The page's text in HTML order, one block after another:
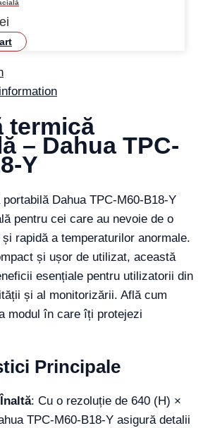
lei
termică
– Dahua TPC-
Y
Dahua TPC-M60-B18-Y
pentru cei care au nevoie de o
rapidă a temperaturilor anormale.
și ușor de utilizat, această
esențiale pentru utilizatorii din
și al monitorizării. Află cum
modul în care îți protejezi
Principale
: Cu o rezoluție de 640 (H) ×
TPC-M60-B18-Y asigură detalii